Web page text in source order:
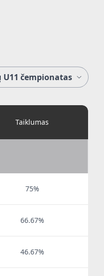
Taiklumas
75%
66.67%
46.67%